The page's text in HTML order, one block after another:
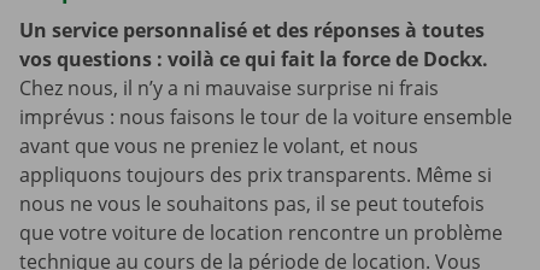
Un service personnalisé et des réponses à toutes
vos questions : voilà ce qui fait la force de Dockx.
Chez nous, il n’y a ni mauvaise surprise ni frais
imprévus : nous faisons le tour de la voiture ensemble
avant que vous ne preniez le volant, et nous
appliquons toujours des prix transparents. Même si
nous ne vous le souhaitons pas, il se peut toutefois
que votre voiture de location rencontre un problème
technique au cours de la période de location. Vous